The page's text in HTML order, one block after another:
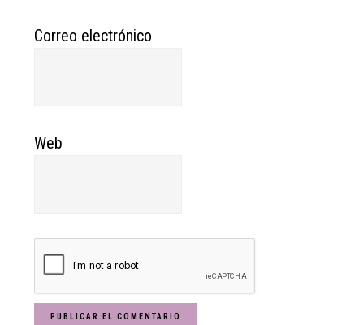
Correo electrónico
Web